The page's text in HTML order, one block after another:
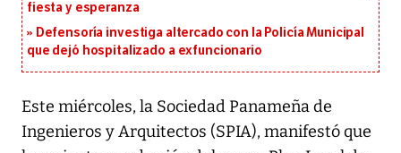
fiesta y esperanza
Defensoría investiga altercado con la Policía Municipal
que dejó hospitalizado a exfuncionario
Este miércoles, la Sociedad Panameña de
Ingenieros y Arquitectos (SPIA), manifestó que